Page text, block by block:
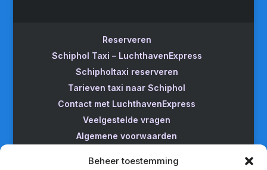
Beheer toestemming
Reserveren
Schiphol Taxi – LuchthavenExpress
Schipholtaxi reserveren
Tarieven taxi naar Schiphol
Contact met LuchthavenExpress
Veelgestelde vragen
Algemene voorwaarden